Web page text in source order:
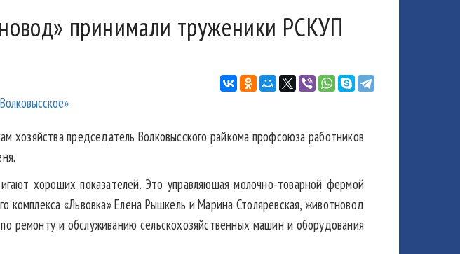
принимали труженики РСКУП
хозяйства председатель Волковысского райкома профсоюза работников
хороших показателей. Это управляющая молочно-товарной фермой
«Львовка» Елена Рышкель и Марина Столяревская, животновод
ремонту и обслуживанию сельскохозяйственных машин и оборудования